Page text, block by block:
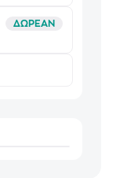
ΔΩΡΕΑΝ